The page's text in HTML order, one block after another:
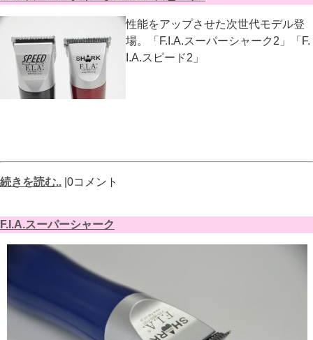
性能をアップさせた次世代モデル登
場。「F.I.A.スーパーシャーク2」「F.
I.A.スピード2」
続きを読む.. |0コメント
F.I.A.スーパーシャーク